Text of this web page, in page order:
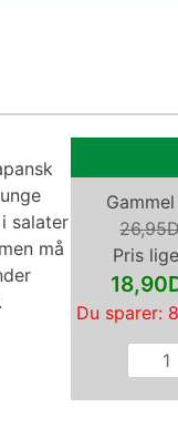
salater
må
Pris
Du sparer: